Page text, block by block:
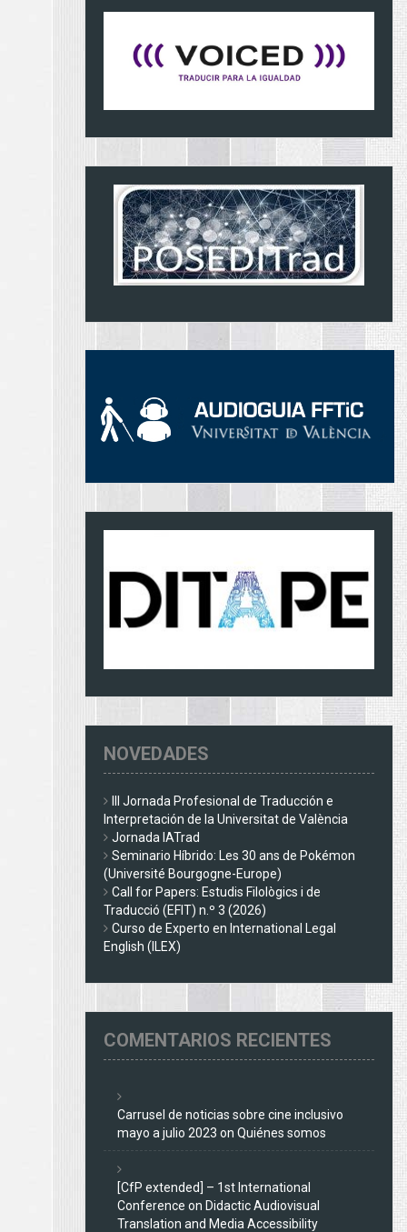
NOVEDADES
III Jornada Profesional de Traducción e
Interpretación de la Universitat de València
Jornada IATrad
Seminario Híbrido: Les 30 ans de Pokémon
(Université Bourgogne-Europe)
Call for Papers: Estudis Filològics i de
Traducció (EFIT) n.º 3 (2026)
Curso de Experto en International Legal
English (ILEX)
COMENTARIOS RECIENTES
Carrusel de noticias sobre cine inclusivo
mayo a julio 2023 on Quiénes somos
[CfP extended] – 1st International
Conference on Didactic Audiovisual
Translation and Media Accessibility